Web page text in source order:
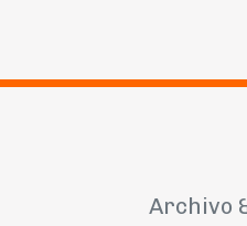
Archivo